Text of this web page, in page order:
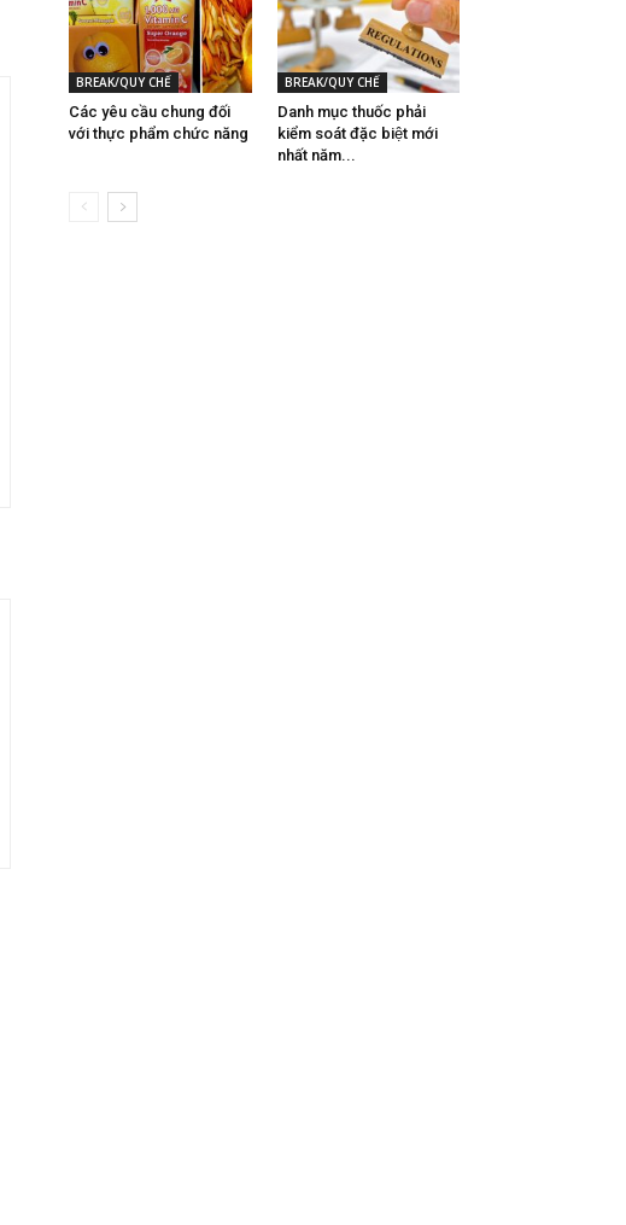
BREAK/QUY CHẾ
Các yêu cầu chung đối
với thực phẩm chức năng
BREAK/QUY CHẾ
Danh mục thuốc phải
kiểm soát đặc biệt mới
nhất năm...